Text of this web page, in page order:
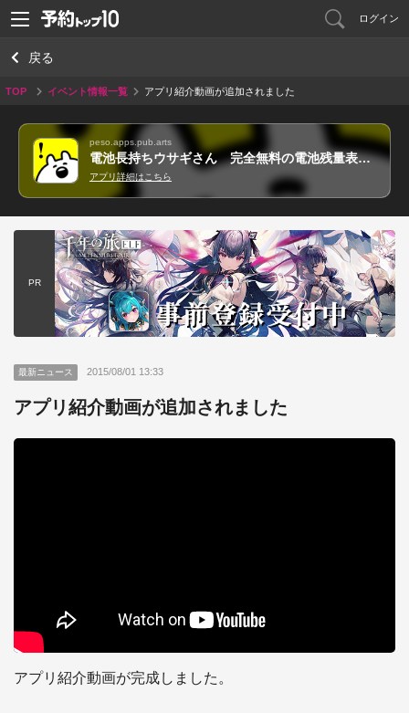
ログイン
戻る
TOP イベント情報一覧 アプリ紹介動画が追加されました
peso.apps.pub.arts
電池長持ちウサギさん 完全無料の電池残量表示＆かわいいゲーム
アプリ詳細はこちら
PR
最新ニュース 2015/08/01 13:33
アプリ紹介動画が追加されました
アプリ紹介動画が完成しました。